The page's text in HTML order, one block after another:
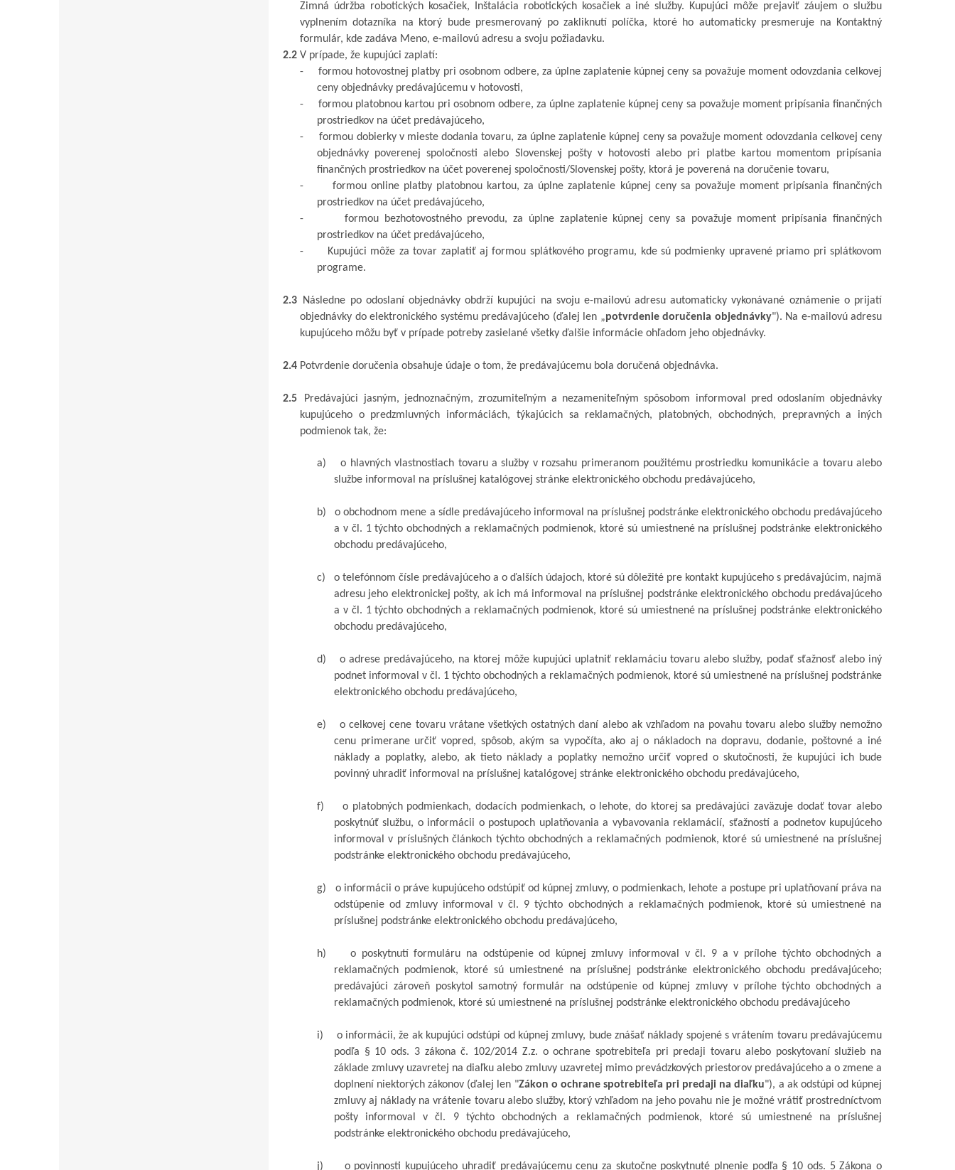
Zimná údržba robotických kosačiek, Inštalácia robotických kosačiek a iné služby. Kupujúci môže prejaviť záujem o službu
vyplnením dotazníka na ktorý bude presmerovaný po zakliknutí políčka, ktoré ho automaticky presmeruje na Kontaktný
formulár, kde zadáva Meno, e-mailovú adresu a svoju požiadavku.
2.2 V prípade, že kupujúci zaplatí:
-
formou hotovostnej platby pri osobnom odbere, za úplne zaplatenie kúpnej ceny sa považuje moment odovzdania celkovej
ceny objednávky predávajúcemu v hotovosti,
-
formou platobnou kartou pri osobnom odbere, za úplne zaplatenie kúpnej ceny sa považuje moment pripísania finančných
prostriedkov na účet predávajúceho,
-
formou dobierky v mieste dodania tovaru, za úplne zaplatenie kúpnej ceny sa považuje moment odovzdania celkovej ceny
objednávky poverenej spoločnosti alebo Slovenskej pošty v hotovosti alebo pri platbe kartou momentom pripísania
finančných prostriedkov na účet poverenej spoločnosti/Slovenskej pošty, ktorá je poverená na doručenie tovaru,
-
formou online platby platobnou kartou, za úplne zaplatenie kúpnej ceny sa považuje moment pripísania finančných
prostriedkov na účet predávajúceho,
-
formou bezhotovostného prevodu, za úplne zaplatenie kúpnej ceny sa považuje moment pripísania finančných
prostriedkov na účet predávajúceho,
-
Kupujúci môže za tovar zaplatiť aj formou splátkového programu, kde sú podmienky upravené priamo pri splátkovom
programe.
2.3 Následne po odoslaní objednávky obdrží kupujúci na svoju e-mailovú adresu automaticky vykonávané oznámenie o prijatí
objednávky do elektronického systému predávajúceho (ďalej len „potvrdenie doručenia objednávky"). Na e-mailovú adresu
kupujúceho môžu byť v prípade potreby zasielané všetky ďalšie informácie ohľadom jeho objednávky.
2.4 Potvrdenie doručenia obsahuje údaje o tom, že predávajúcemu bola doručená objednávka.
2.5
Predávajúci jasným, jednoznačným, zrozumiteľným a nezameniteľným spôsobom informoval pred odoslaním objednávky
kupujúceho o predzmluvných informáciách, týkajúcich sa reklamačných, platobných, obchodných, prepravných a iných
podmienok tak, že:
a) o hlavných vlastnostiach tovarua služby v rozsahu primeranom použitému prostriedku komunikácie a tovaru alebo
službe informoval na príslušnej katalógovej stránke elektronického obchodu predávajúceho,
b)
o obchodnom mene a sídle predávajúceho informoval na príslušnej podstránke elektronického obchodu predávajúceho
a v čl. 1 týchto obchodných a reklamačných podmienok, ktoré sú umiestnené na príslušnej podstránke elektronického
obchodu predávajúceho,
c)
o telefónnom čísle predávajúceho a o ďalších údajoch, ktoré sú dôležité pre kontakt kupujúceho s predávajúcim, najmä
adresu jeho elektronickej pošty, ak ich má informoval na príslušnej podstránke elektronického obchodu predávajúceho
a v čl. 1 týchto obchodných a reklamačných podmienok, ktoré sú umiestnené na príslušnej podstránke elektronického
obchodu predávajúceho,
d) o adrese predávajúceho, na ktorej môže kupujúci uplatniť reklamáciu tovaru alebo služby, podať sťažnosť alebo iný
podnet informoval v čl. 1 týchto obchodných a reklamačných podmienok, ktoré sú umiestnené na príslušnej podstránke
elektronického obchodu predávajúceho,
e)
o celkovej cene tovaru vrátane všetkých ostatných daní alebo ak vzhľadom na povahu tovaru alebo služby nemožno
cenu primerane určiť vopred, spôsob, akým sa vypočíta, ako aj o nákladoch na dopravu, dodanie, poštovné a iné
náklady a poplatky, alebo, ak tieto náklady a poplatky nemožno určiť vopred o skutočnosti, že kupujúci ich bude
povinný uhradiť informoval na príslušnej katalógovej stránke elektronického obchodu predávajúceho,
f)
o platobných podmienkach, dodacích podmienkach, o lehote, do ktorej sa predávajúci zaväzuje dodať tovar alebo
poskytnúť službu, o informácii o postupoch uplatňovania a vybavovania reklamácií, sťažností a podnetov kupujúceho
informoval v príslušných článkoch týchto obchodných a reklamačných podmienok, ktoré sú umiestnené na príslušnej
podstránke elektronického obchodu predávajúceho,
g)
o informácii o práve kupujúceho odstúpiť od kúpnej zmluvy, o podmienkach, lehote a postupe pri uplatňovaní práva na
odstúpenie od zmluvy informovalv čl. 9 týchto obchodných a reklamačných podmienok, ktoré sú umiestnené na
príslušnej podstránke elektronického obchodu predávajúceho,
h) o poskytnutí formuláru na odstúpenie od kúpnej zmluvy informoval v čl. 9 a v prílohe týchto obchodných a
reklamačných podmienok, ktoré sú umiestnené na príslušnej podstránke elektronického obchodu predávajúceho;
predávajúci zároveň poskytol samotný formulár na odstúpenie od kúpnej zmluvy v prílohe týchto obchodných a
reklamačných podmienok, ktoré sú umiestnené na príslušnej podstránke elektronického obchodu predávajúceho
i)
o informácii, že ak kupujúci odstúpi od kúpnej zmluvy, bude znášať náklady spojené s vrátením tovaru predávajúcemu
podľa § 10 ods. 3 zákona č. 102/2014 Z.z. o ochrane spotrebiteľa pri predaji tovaru alebo poskytovaní služieb na
základe zmluvy uzavretej na diaľku alebo zmluvy uzavretej mimo prevádzkových priestorov predávajúceho a o zmene a
doplnení niektorých zákonov (ďalej len "Zákon o ochrane spotrebiteľa pri predaji na diaľku"), a ak odstúpi od kúpnej
zmluvy aj náklady na vrátenie tovarualebo služby, ktorý vzhľadom na jeho povahu nie je možné vrátiť prostredníctvom
pošty informoval v čl. 9týchto obchodných a reklamačných podmienok, ktoré sú umiestnené na príslušnej
podstránke elektronického obchodu predávajúceho,
j) o povinnosti kupujúceho uhradiť predávajúcemu cenu za skutočne poskytnuté plnenie podľa § 10 ods. 5 Zákona o